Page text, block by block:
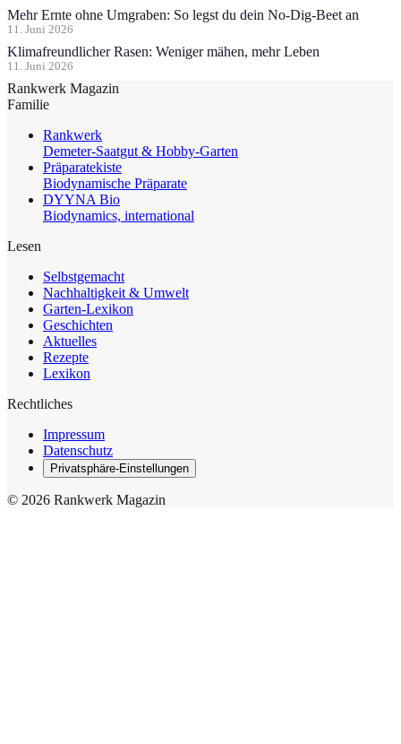
Mehr Ernte ohne Umgraben: So legst du dein No-Dig-Beet an
11. Juni 2026
Klimafreundlicher Rasen: Weniger mähen, mehr Leben
11. Juni 2026
Rankwerk Magazin
Familie
Rankwerk
Demeter-Saatgut & Hobby-Garten
Präparatekiste
Biodynamische Präparate
DYYNA Bio
Biodynamics, international
Lesen
Selbstgemacht
Nachhaltigkeit & Umwelt
Garten-Lexikon
Geschichten
Aktuelles
Rezepte
Lexikon
Rechtliches
Impressum
Datenschutz
Privatsphäre-Einstellungen
© 2026 Rankwerk Magazin